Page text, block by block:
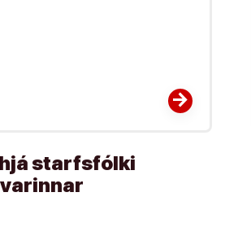
arrow_forward
starfsfólki